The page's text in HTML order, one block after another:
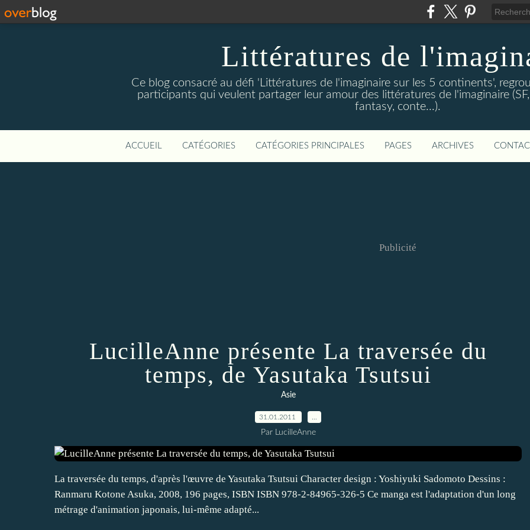
Littératures de
Ce blog consacré au défi 'Littératures de l'imaginaire sur les 5 continents',
participants qui veulent partager leur amour des littératures de l'imaginaire
fantasy, conte...).
ACCUEIL CATÉGORIES CATÉGORIES PRINCIPALES PAGES ARCHIVES
Publicité
LucilleAnne présente La traversée du
temps, de Yasutaka Tsutsui
Asie
31.01.2011
Par LucilleAnne
La traversée du temps, d'après l'œuvre de Yasutaka Tsutsui Character design : Yoshiyuki Sadomoto Dessins :
Ranmaru Kotone Asuka, 2008, 196 pages, ISBN ISBN 978-2-84965-326-5 Ce manga est l'adaptation d'un long
métrage d'animation japonais, lui-même adapté...